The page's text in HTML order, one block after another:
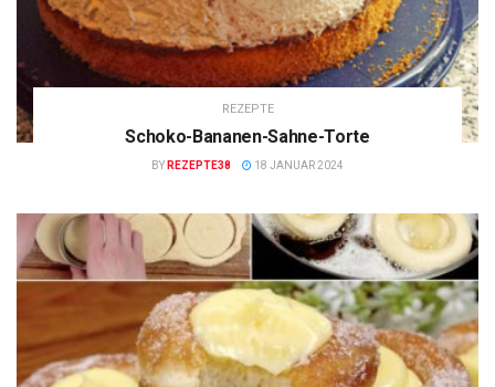
REZEPTE
Schoko-Bananen-Sahne-Torte
BY REZEPTE38 18 JANUAR 2024